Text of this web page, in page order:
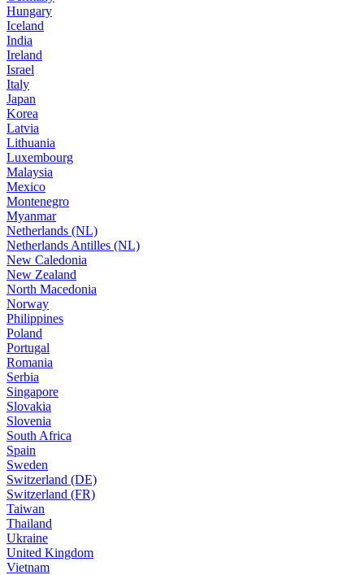
Hungary
Iceland
India
Ireland
Israel
Italy
Japan
Korea
Latvia
Lithuania
Luxembourg
Malaysia
Mexico
Montenegro
Myanmar
Netherlands (NL)
Netherlands Antilles (NL)
New Caledonia
New Zealand
North Macedonia
Norway
Philippines
Poland
Portugal
Romania
Serbia
Singapore
Slovakia
Slovenia
South Africa
Spain
Sweden
Switzerland (DE)
Switzerland (FR)
Taiwan
Thailand
Ukraine
United Kingdom
Vietnam